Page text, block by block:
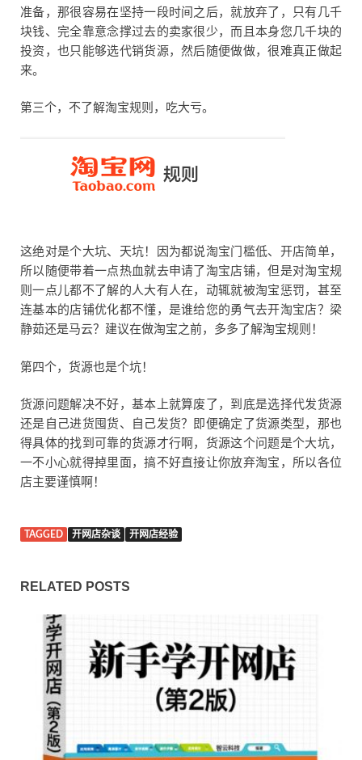
准备，那很容易在坚持一段时间之后，就放弃了，只有几千
块钱、完全靠意念撑过去的卖家很少，而且本身您几千块的
投资，也只能够选代销货源，然后随便做做，很难真正做起
来。
第三个，不了解淘宝规则，吃大亏。
这绝对是个大坑、天坑！因为都说淘宝门槛低、开店简单，
所以随便带着一点热血就去申请了淘宝店铺，但是对淘宝规
则一点儿都不了解的人大有人在，动辄就被淘宝惩罚，甚至
连基本的店铺优化都不懂，是谁给您的勇气去开淘宝店？梁
静茹还是马云？建议在做淘宝之前，多多了解淘宝规则！
第四个，货源也是个坑！
货源问题解决不好，基本上就算废了，到底是选择代发货源
还是自己进货囤货、自己发货？即便确定了货源类型，那也
得具体的找到可靠的货源才行啊，货源这个问题是个大坑，
一不小心就得掉里面，搞不好直接让你放弃淘宝，所以各位
店主要谨慎啊！
TAGGED 开网店杂谈 开网店经验
RELATED POSTS